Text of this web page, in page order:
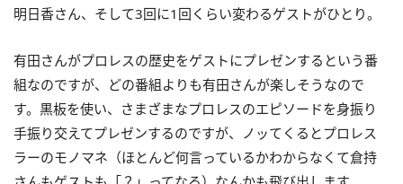
明日香さん、そして3回に1回くらい変わるゲストがひとり。
有田さんがプロレスの歴史をゲストにプレゼンするという番
組なのですが、どの番組よりも有田さんが楽しそうなので
す。黒板を使い、さまざまなプロレスのエピソードを身振り
手振り交えてプレゼンするのですが、ノッてくるとプロレス
ラーのモノマネ（ほとんど何言っているかわからなくて倉持